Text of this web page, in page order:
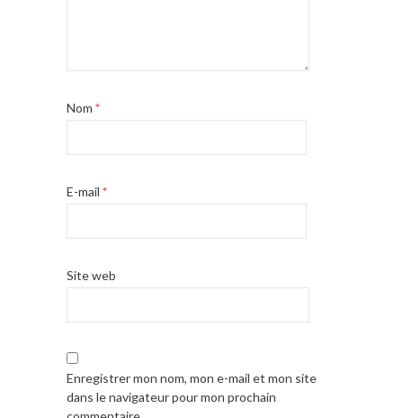
Nom *
E-mail *
Site web
Enregistrer mon nom, mon e-mail et mon site
dans le navigateur pour mon prochain